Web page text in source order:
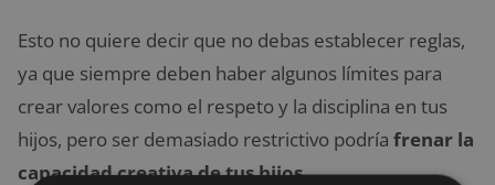
Esto no quiere decir que no debas establecer reglas,
ya que siempre deben haber algunos límites para
crear valores como el respeto y la disciplina en tus
hijos, pero ser demasiado restrictivo podría frenar la
capacidad creativa de tus hijos.